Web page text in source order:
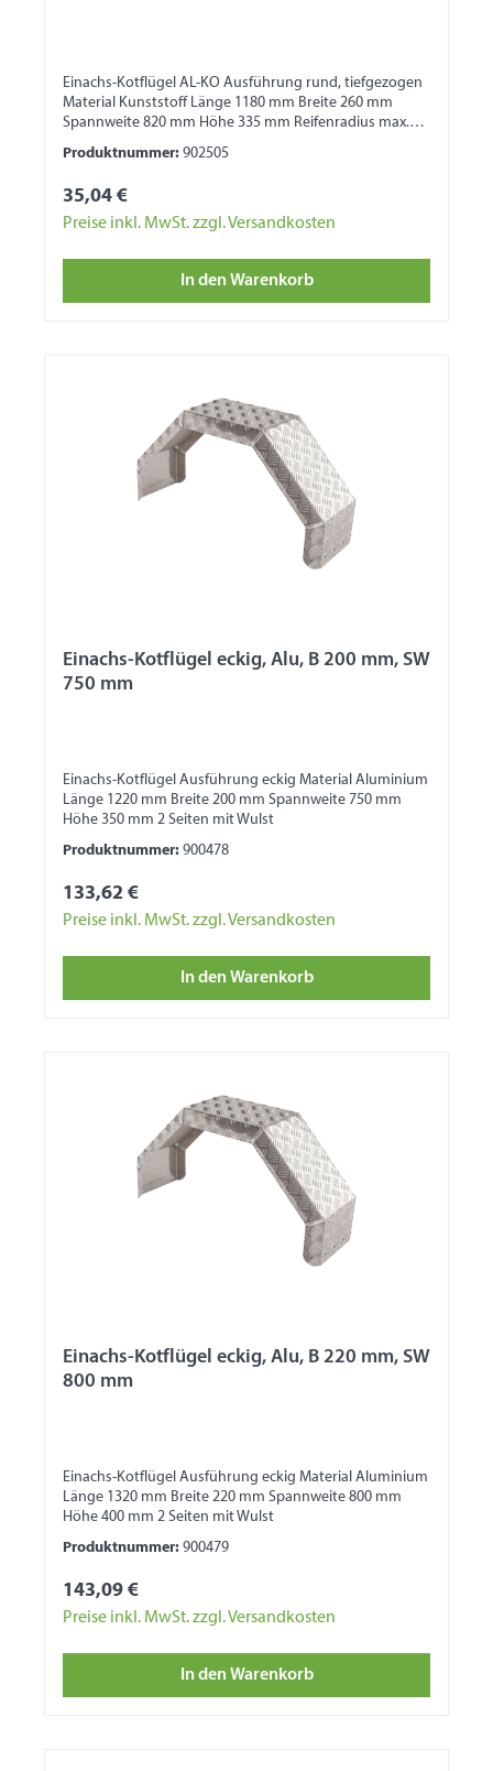
Einachs-Kotflügel AL-KO Ausführung rund, tiefgezogen
Material Kunststoff Länge 1180 mm Breite 260 mm
Spannweite 820 mm Höhe 335 mm Reifenradius max.
325 mm 1 Seite mit Wulst 1 Seite für
Bordwandbefestigung
Produktnummer: 902505
35,04 €
Preise inkl. MwSt. zzgl. Versandkosten
In den Warenkorb
Einachs-Kotflügel eckig, Alu, B 200 mm, SW
750 mm
Einachs-Kotflügel Ausführung eckig Material Aluminium
Länge 1220 mm Breite 200 mm Spannweite 750 mm
Höhe 350 mm 2 Seiten mit Wulst
Produktnummer: 900478
133,62 €
Preise inkl. MwSt. zzgl. Versandkosten
In den Warenkorb
Einachs-Kotflügel eckig, Alu, B 220 mm, SW
800 mm
Einachs-Kotflügel Ausführung eckig Material Aluminium
Länge 1320 mm Breite 220 mm Spannweite 800 mm
Höhe 400 mm 2 Seiten mit Wulst
Produktnummer: 900479
143,09 €
Preise inkl. MwSt. zzgl. Versandkosten
In den Warenkorb